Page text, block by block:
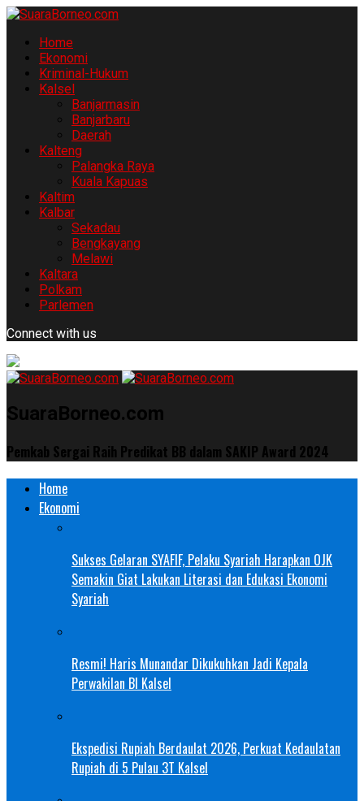
Home
Ekonomi
Kriminal-Hukum
Kalsel
Banjarmasin
Banjarbaru
Daerah
Kalteng
Palangka Raya
Kuala Kapuas
Kaltim
Kalbar
Sekadau
Bengkayang
Melawi
Kaltara
Polkam
Parlemen
Connect with us
SuaraBorneo.com
Pemkab Sergai Raih Predikat BB dalam SAKIP Award 2024
Home
Ekonomi
Sukses Gelaran SYAFIF, Pelaku Syariah Harapkan OJK
Semakin Giat Lakukan Literasi dan Edukasi Ekonomi
Syariah
Resmi! Haris Munandar Dikukuhkan Jadi Kepala
Perwakilan BI Kalsel
Ekspedisi Rupiah Berdaulat 2026, Perkuat Kedaulatan
Rupiah di 5 Pulau 3T Kalsel